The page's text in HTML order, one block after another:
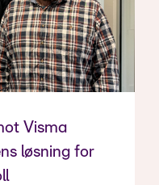
Visma
løsning for